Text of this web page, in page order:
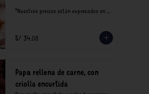
*Nuestros precios están expresados en
S/ 34.00
Papa rellena de carne, con
criolla encurtida